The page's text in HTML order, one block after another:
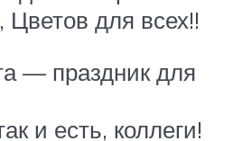
для всех!!
— праздник для
и есть, коллеги!